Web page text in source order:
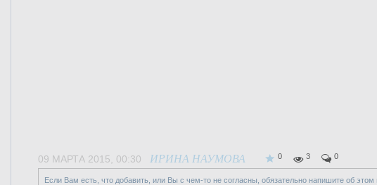
09 МАРТА 2015, 00:30 ИРИНА НАУМОВА 0 3 0
Если Вам есть, что добавить, или Вы с чем-то не согласны, обязательно напишите об этом